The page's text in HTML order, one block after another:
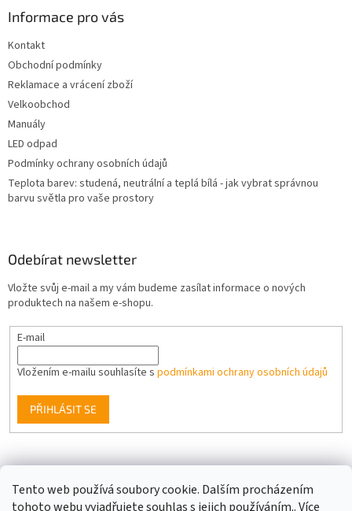
Tento web používá soubory cookie. Dalším procházením
tohoto webu vyjadřujete souhlas s jejich používáním.. Více
Informace pro vás
Kontakt
Obchodní podmínky
Reklamace a vrácení zboží
Velkoobchod
Manuály
LED odpad
Podmínky ochrany osobních údajů
Teplota barev: studená, neutrální a teplá bílá - jak vybrat správnou
barvu světla pro vaše prostory
Odebírat newsletter
Vložte svůj e-mail a my vám budeme zasílat informace o nových
produktech na našem e-shopu.
E-mail
Vložením e-mailu souhlasíte s podmínkami ochrany osobních údajů
PŘIHLÁSIT SE
Facebook